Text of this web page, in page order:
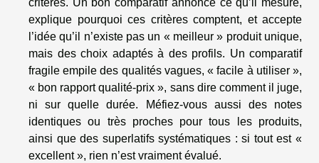
critères. Un bon comparatif annonce ce qu’il mesure,
explique pourquoi ces critères comptent, et accepte
l’idée qu’il n’existe pas un « meilleur » produit unique,
mais des choix adaptés à des profils. Un comparatif
fragile empile des qualités vagues, « facile à utiliser »,
« bon rapport qualité-prix », sans dire comment il juge,
ni sur quelle durée. Méfiez-vous aussi des notes
identiques ou très proches pour tous les produits,
ainsi que des superlatifs systématiques : si tout est «
excellent », rien n’est vraiment évalué.